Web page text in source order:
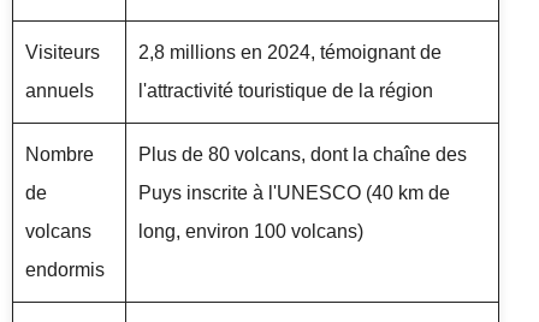
Visiteurs
annuels
2,8 millions en 2024, témoignant de
l'attractivité touristique de la région
Nombre
de
volcans
endormis
Plus de 80 volcans, dont la chaîne des
Puys inscrite à l'UNESCO (40 km de
long, environ 100 volcans)